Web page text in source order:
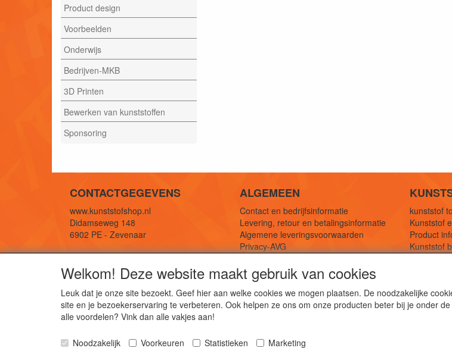
Product design
Voorbeelden
Onderwijs
Bedrijven-MKB
3D Printen
Bewerken van kunststoffen
Sponsoring
CONTACTGEGEVENS
www.kunststofshop.nl
Didamseweg 148
6902 PE - Zevenaar
Telefoon: +31 (0) 316 241 994
ALGEMEEN
Contact en bedrijfsinformatie
Levering, retour en betalingsinformatie
Algemene leveringsvoorwaarden
Privacy-AVG
kunststof
Kunststof
Product
Kunststof
De webshop voor kunststof platen, folies,
Welkom! Deze website maakt gebruik van cookies
Leuk dat je onze site bezoekt. Geef hier aan welke cookies we mogen plaatsen. De noodzakelijke
site en je bezoekerservaring te verbeteren. Ook helpen ze ons om onze producten beter bij je onder
alle voordelen? Vink dan alle vakjes aan!
Noodzakelijk Voorkeuren Statistieken Marketing